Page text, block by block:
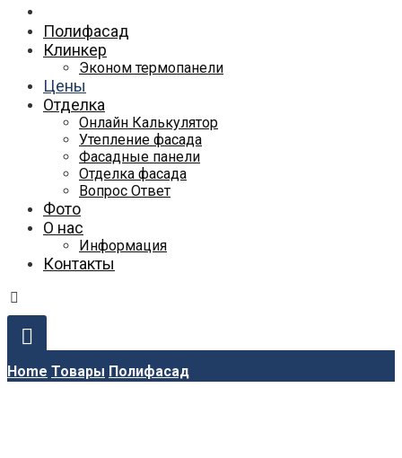
Полифасад
Клинкер
Эконом термопанели
Цены
Отделка
Онлайн Калькулятор
Утепление фасада
Фасадные панели
Отделка фасада
Вопрос Ответ
Фото
О нас
Информация
Контакты
Home Товары Полифасад